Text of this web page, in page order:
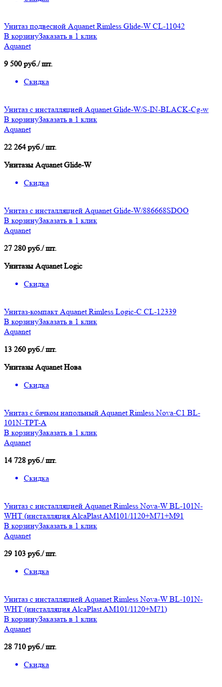
Унитаз подвесной Aquanet Rimless Glide-W CL-11042
В корзинуЗаказать в 1 клик
Aquanet
9 500 руб./ шт.
Скидка
Унитаз с инсталляцией Aquanet Glide-W/S-IN-BLACK-Cg-w
В корзинуЗаказать в 1 клик
Aquanet
22 264 руб./ шт.
Унитазы Aquanet Glide-W
Скидка
Унитаз с инсталляцией Aquanet Glide-W/886668SDOO
В корзинуЗаказать в 1 клик
Aquanet
27 280 руб./ шт.
Унитазы Aquanet Logic
Скидка
Унитаз-компакт Aquanet Rimless Logic-C CL-12339
В корзинуЗаказать в 1 клик
Aquanet
13 260 руб./ шт.
Унитазы Aquanet Нова
Скидка
Унитаз с бачком напольный Aquanet Rimless Nova-C1 BL-
101N-TPT-A
В корзинуЗаказать в 1 клик
Aquanet
14 728 руб./ шт.
Скидка
Унитаз с инсталляцией Aquanet Rimless Nova-W BL-101N-
WHT (инсталляция AlcaPlast AM101/1120+M71+M91
В корзинуЗаказать в 1 клик
Aquanet
29 103 руб./ шт.
Скидка
Унитаз с инсталляцией Aquanet Rimless Nova-W BL-101N-
WHT (инсталляция AlcaPlast AM101/1120+M71)
В корзинуЗаказать в 1 клик
Aquanet
28 710 руб./ шт.
Скидка